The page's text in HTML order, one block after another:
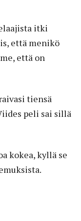
itki
että menikö
että on
tiensä
peli sai sillä
kokea, kyllä se